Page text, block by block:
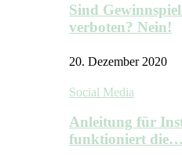
Sind
verboten? Nein!
20. Dezember 2020
Social Media
Anleitung für
funktioniert die…